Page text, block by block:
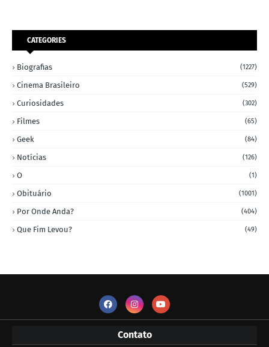
CATEGORIES
Biografias (1227)
Cinema Brasileiro (529)
Curiosidades (302)
Filmes (65)
Geek (84)
Notícias (126)
O (1)
Obituário (1001)
Por Onde Anda? (404)
Que Fim Levou? (49)
Contato